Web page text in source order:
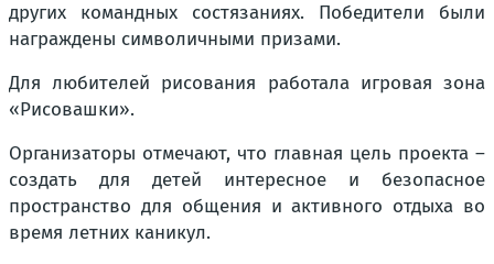
других командных состязаниях. Победители были
награждены символичными призами.
Для любителей рисования работала игровая зона
«Рисовашки».
Организаторы отмечают, что главная цель проекта –
создать для детей интересное и безопасное
пространство для общения и активного отдыха во
время летних каникул.